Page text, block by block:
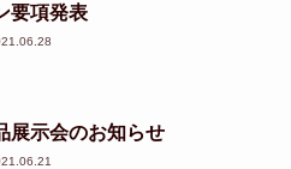
要項発表
展示会のお知らせ